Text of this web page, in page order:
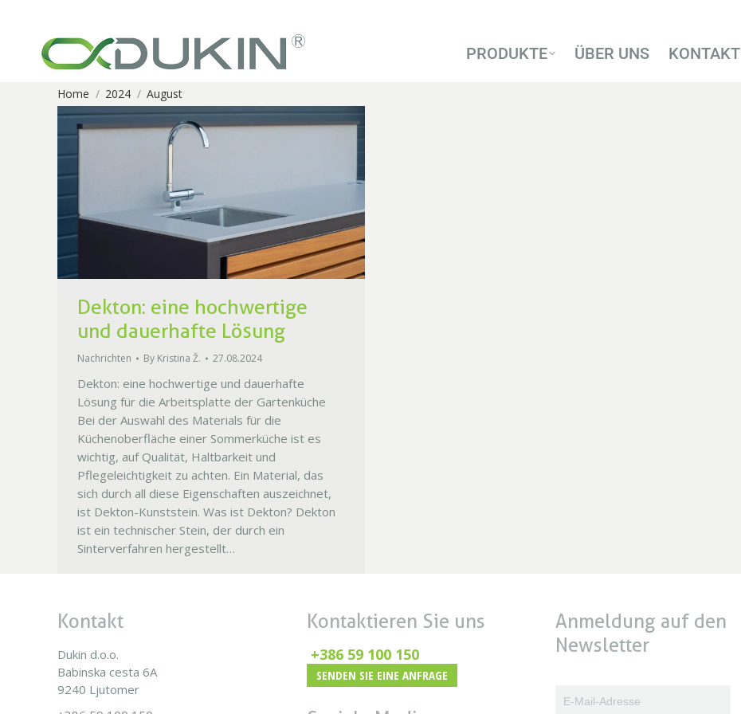
PRODUKTE ÜBER UNS KONTAKT
You are here:
Home 2024 August
Dekton: eine hochwertige
und dauerhafte Lösung
Nachrichten By Kristina Ž. 27.08.2024
Dekton: eine hochwertige und dauerhafte
Lösung für die Arbeitsplatte der Gartenküche
Bei der Auswahl des Materials für die
Küchenoberfläche einer Sommerküche ist es
wichtig, auf Qualität, Haltbarkeit und
Pflegeleichtigkeit zu achten. Ein Material, das
sich durch all diese Eigenschaften auszeichnet,
ist Dekton-Kunststein. Was ist Dekton? Dekton
ist ein technischer Stein, der durch ein
Sinterverfahren hergestellt…
Kontakt
Dukin d.o.o.
Babinska cesta 6A
9240 Ljutomer
Kontaktieren Sie uns
+386 59 100 150
SENDEN SIE EINE ANFRAGE
Anmeldung auf den
Newsletter